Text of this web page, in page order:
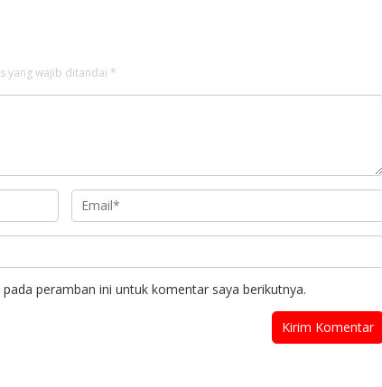
yang wajib ditandai *
peramban ini untuk komentar saya berikutnya.